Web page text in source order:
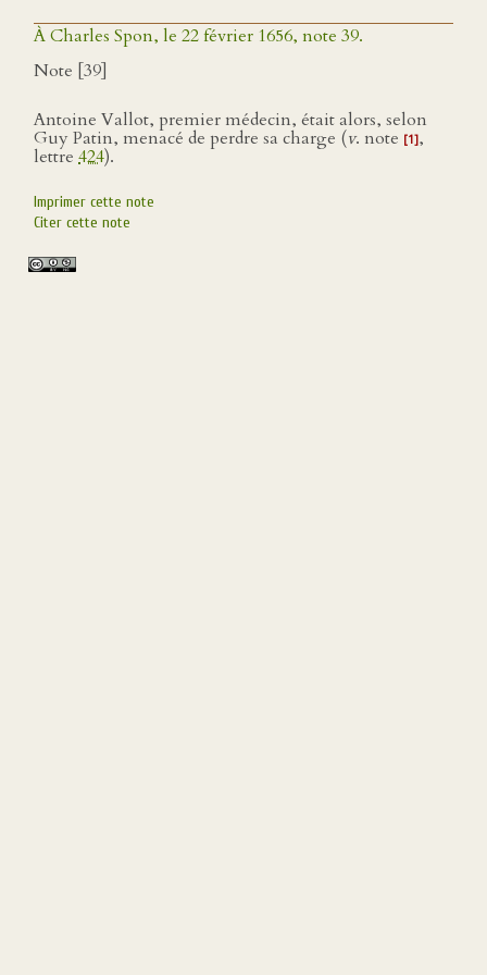
À Charles Spon, le 22 février 1656, note 39.
Note [39]
Antoine Vallot, premier médecin, était alors, selon
Guy Patin, menacé de perdre sa charge (v. note [1],
lettre 424).
Imprimer cette note
Citer cette note